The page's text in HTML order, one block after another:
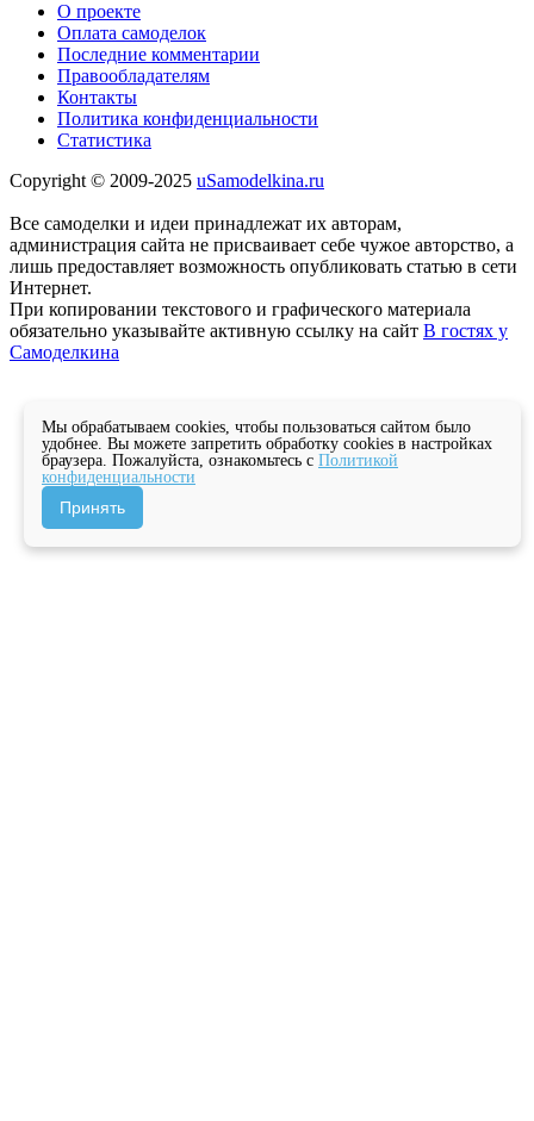
О проекте
Оплата самоделок
Последние комментарии
Правообладателям
Контакты
Политика конфиденциальности
Статистика
Copyright © 2009-2025 uSamodelkina.ru
Все самоделки и идеи принадлежат их авторам,
администрация сайта не присваивает себе чужое авторство, а
лишь предоставляет возможность опубликовать статью в сети
Интернет.
При копировании текстового и графического материала
обязательно указывайте активную ссылку на сайт В гостях у
Самоделкина
Мы обрабатываем cookies, чтобы пользоваться сайтом было
удобнее. Вы можете запретить обработку cookies в настройках
браузера. Пожалуйста, ознакомьтесь с Политикой
конфиденциальности
Принять